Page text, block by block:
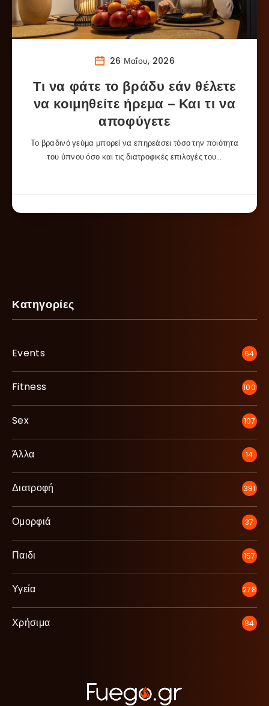
26 Μαΐου, 2026
Τι να φάτε το βράδυ εάν θέλετε
να κοιμηθείτε ήρεμα – Και τι να
αποφύγετε
Το βραδινό γεύμα μπορεί να επηρεάσει τόσο την ποιότητα
του ύπνου όσο και τις διατροφικές επιλογές του…
Κατηγορίες
Events 64
Fitness 100
Sex 107
Άλλα 14
Διατροφή 381
Ομορφιά 37
Παιδι 157
Υγεία 278
Χρήσιμα 84